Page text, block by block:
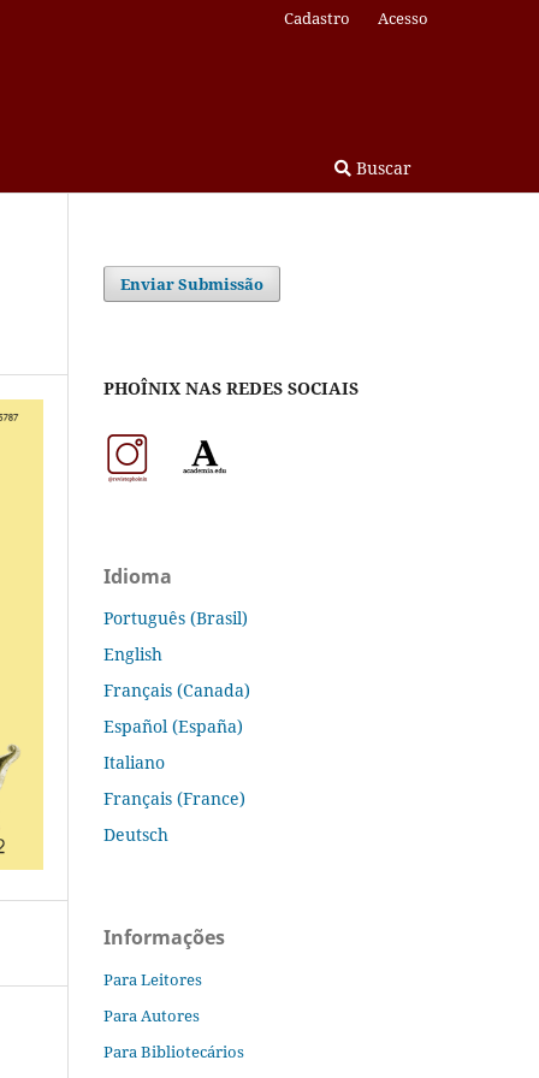
Buscar
Cadastro Acesso
Enviar Submissão
PHOÎNIX NAS REDES SOCIAIS
Idioma
Português (Brasil)
English
Français (Canada)
Español (España)
Italiano
Français (France)
Deutsch
Informações
Para Leitores
Para Autores
Para Bibliotecários